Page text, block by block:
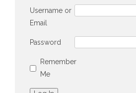
Username or
Email
Password
Remember
Me